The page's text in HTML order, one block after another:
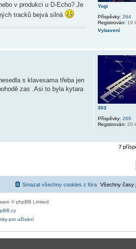
Yogi
Příspěvky: 264
Registrován: 19
Vybavení
v produkci u D-Echo? Je
tracků bejvá silná
303
Příspěvky: 266
Registrován: 20
s klavesama třeba jen
zas .Asi to byla kytara
7
Všechny časy
Smazat všechny cookies z fóra
© phpBB Limited
pro užívání